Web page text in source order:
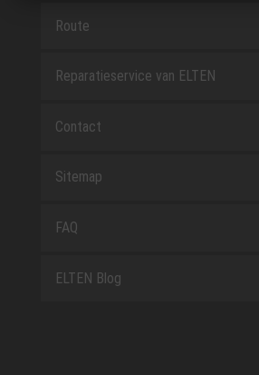
Route
Reparatieservice van ELTEN
Contact
Sitemap
FAQ
ELTEN Blog